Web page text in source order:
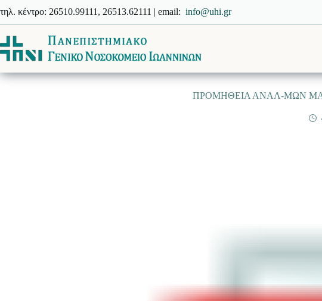
στο
περιεχόμενο
τηλ. κέντρο: 26510.99111, 26513.62111 | email: info@uhi.gr
ΠΡΟΜΗΘΕΙΑ ΑΝΑΛ-ΜΩΝ